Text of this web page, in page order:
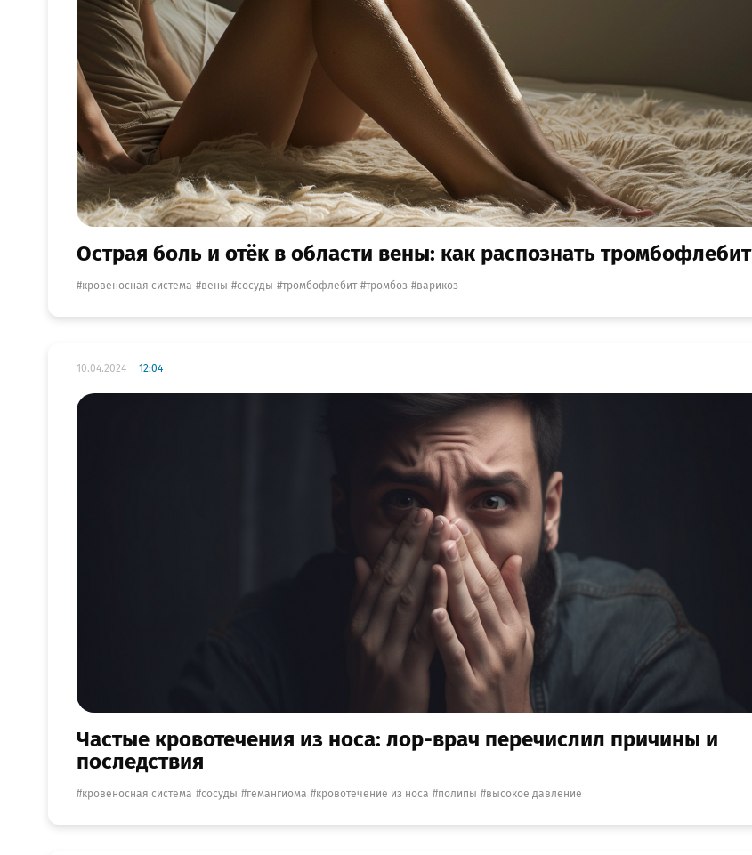
Острая боль и отёк в области вены: как распознать тромбофлебит
кровеносная система вены сосуды тромбофлебит тромбоз варикоз
10.04.2024 12:04
Частые кровотечения из носа: лор-врач перечислил причины и
последствия
кровеносная система сосуды гемангиома кровотечение из носа полипы высокое давление